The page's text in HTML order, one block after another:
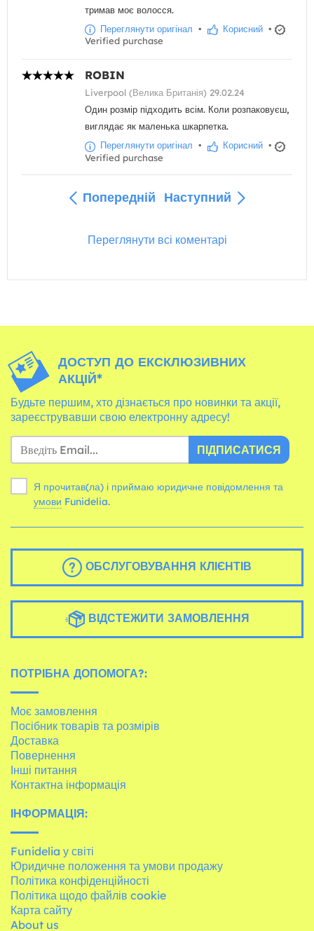
тримав моє волосся.
Переглянути оригінал • Корисний •
Verified purchase
ROBIN
Liverpool (Велика Британія) 29.02.24
Один розмір підходить всім. Коли розпаковуєш,
виглядає як маленька шкарпетка.
Переглянути оригінал • Корисний •
Verified purchase
Попередній Наступний
Переглянути всі коментарі
ДОСТУП ДО ЕКСКЛЮЗИВНИХ
АКЦІЙ*
Будьте першим, хто дізнається про новинки та акції,
зареєструвавши свою електронну адресу!
ПІДПИСАТИСЯ
Я прочитав(ла) і приймаю юридичне повідомлення та
умови Funidelia.
ОБСЛУГОВУВАННЯ КЛІЄНТІВ
ВІДСТЕЖИТИ ЗАМОВЛЕННЯ
ПОТРІБНА ДОПОМОГА?:
Моє замовлення
Посібник товарів та розмірів
Доставка
Повернення
Інші питання
Контактна інформація
ІНФОРМАЦІЯ:
Funidelia у світі
Юридичне положення та умови продажу
Політика конфіденційності
Політика щодо файлів cookie
Карта сайту
About us